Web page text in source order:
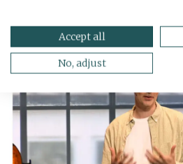
Accept all
No, adjust